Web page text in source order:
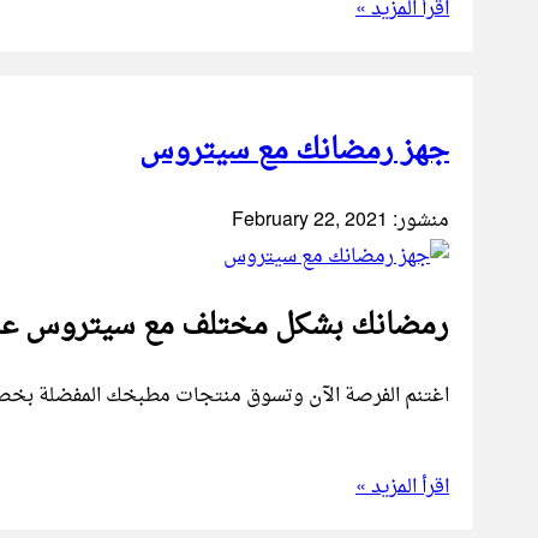
اقرأ المزيد »
جهز رمضانك مع سيتروس
منشور: February 22, 2021
رمضانك بشكل مختلف مع سيتروس
اغتنم الفرصة الآن وتسوق منتجات مطبخك المفضلة
اقرأ المزيد »